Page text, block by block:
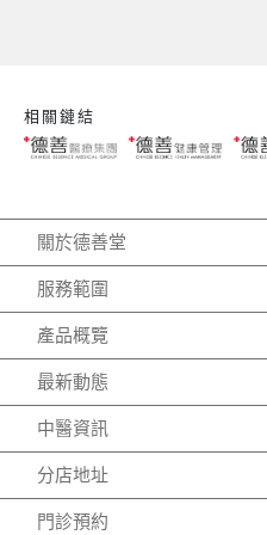
相關鏈結
關於德善堂
服務範圍
產品概覽
最新動態
中醫資訊
分店地址
門診預約